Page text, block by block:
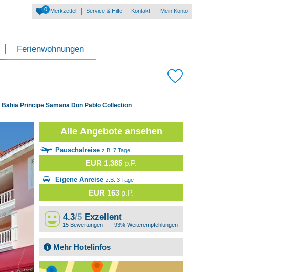
Ferienwohnungen
0 Merkzettel Service & Hilfe Kontakt Mein Konto
Principe Samana Don Pablo Collection
Alle Angebote ansehen
Pauschalreise z.B. 7 Tage
EUR 1.385 p.P.
Eigene Anreise z.B. 3 Tage
EUR 163 p.P.
4.3/5 Exzellent
15 Bewertungen 93% Weiterempfehlungen
Mehr Hotelinfos